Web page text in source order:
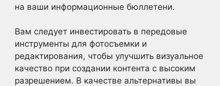
на ваши информационные бюллетени.
Вам следует инвестировать в передовые
инструменты для фотосъемки и
редактирования, чтобы улучшить визуальное
качество при создании контента с высоким
разрешением. В качестве альтернативы вы